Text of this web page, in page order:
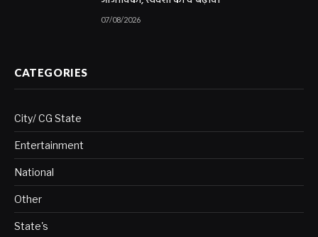
07/08/2026
CATEGORIES
City/ CG State
Entertainment
National
Other
State's